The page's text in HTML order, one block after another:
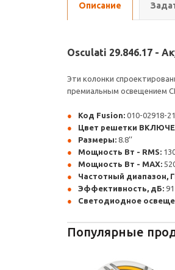
Описание
Osculati 29.846.17 -
Эти колонки
премиальным освещением
Код Fusion: 010-02918-21
Цвет решетки
Размеры: 8.8’’
Мощность Вт - RMS:
Мощность Вт - MAX:
Частотный диапазон,
Эффективность, дБ: 91
Светодиодное
Популярные